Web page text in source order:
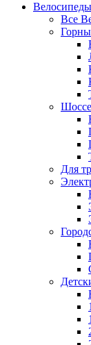
Велосипеды
Все
Для